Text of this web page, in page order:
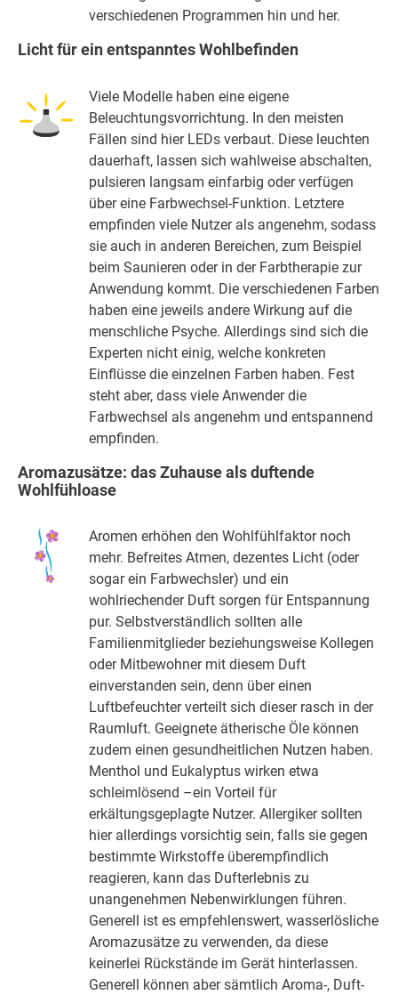
verschiedenen Programmen hin und her.
Licht für ein entspanntes Wohlbefinden
Viele Modelle haben eine eigene
Beleuchtungsvorrichtung. In den meisten
Fällen sind hier LEDs verbaut. Diese leuchten
dauerhaft, lassen sich wahlweise abschalten,
pulsieren langsam einfarbig oder verfügen
über eine Farbwechsel-Funktion. Letztere
empfinden viele Nutzer als angenehm, sodass
sie auch in anderen Bereichen, zum Beispiel
beim Saunieren oder in der Farbtherapie zur
Anwendung kommt. Die verschiedenen Farben
haben eine jeweils andere Wirkung auf die
menschliche Psyche. Allerdings sind sich die
Experten nicht einig, welche konkreten
Einflüsse die einzelnen Farben haben. Fest
steht aber, dass viele Anwender die
Farbwechsel als angenehm und entspannend
empfinden.
Aromazusätze: das Zuhause als duftende
Wohlfühloase
Aromen erhöhen den Wohlfühlfaktor noch
mehr. Befreites Atmen, dezentes Licht (oder
sogar ein Farbwechsler) und ein
wohlriechender Duft sorgen für Entspannung
pur. Selbstverständlich sollten alle
Familienmitglieder beziehungsweise Kollegen
oder Mitbewohner mit diesem Duft
einverstanden sein, denn über einen
Luftbefeuchter verteilt sich dieser rasch in der
Raumluft. Geeignete ätherische Öle können
zudem einen gesundheitlichen Nutzen haben.
Menthol und Eukalyptus wirken etwa
schleimlösend –ein Vorteil für
erkältungsgeplagte Nutzer. Allergiker sollten
hier allerdings vorsichtig sein, falls sie gegen
bestimmte Wirkstoffe überempfindlich
reagieren, kann das Dufterlebnis zu
unangenehmen Nebenwirklungen führen.
Generell ist es empfehlenswert, wasserlösliche
Aromazusätze zu verwenden, da diese
keinerlei Rückstände im Gerät hinterlassen.
Generell können aber sämtlich Aroma-, Duft-